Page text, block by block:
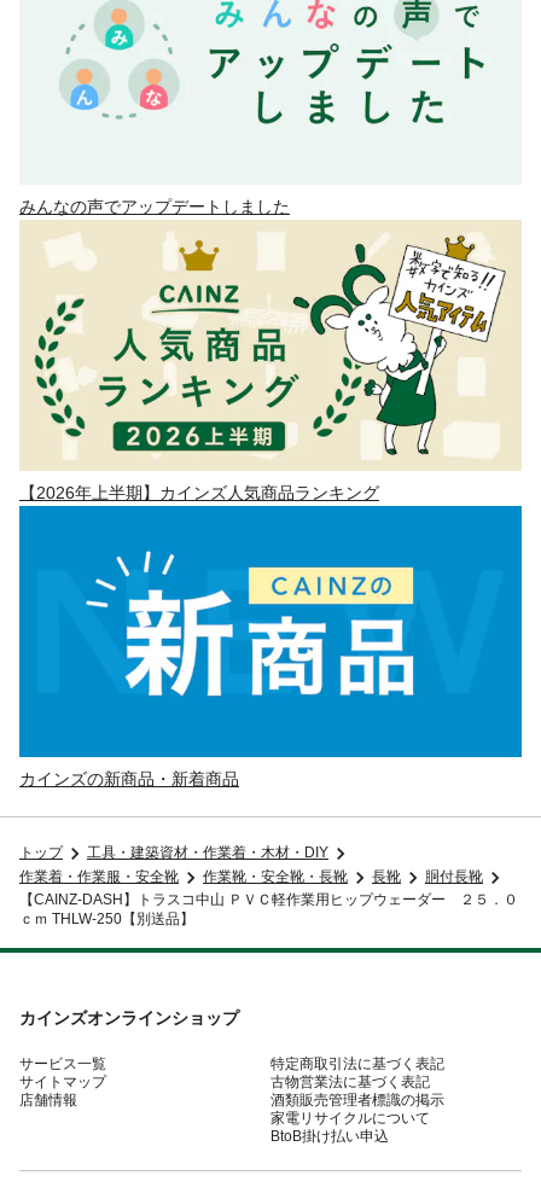
みんなの声でアップデートしました
【2026年上半期】カインズ人気商品ランキング
カインズの新商品・新着商品
トップ
工具・建築資材・作業着・木材・DIY
作業着・作業服・安全靴
作業靴・安全靴・長靴 長靴
胴付長靴
【CAINZ-DASH】トラスコ中山 ＰＶＣ軽作業用ヒップウェーダー ２５．０
ｃｍ THLW-250【別送品】
カインズオンラインショップ
サービス一覧
サイトマップ
店舗情報
特定商取引法に基づく表記
古物営業法に基づく表記
酒類販売管理者標識の掲示
家電リサイクルについて
BtoB掛け払い申込